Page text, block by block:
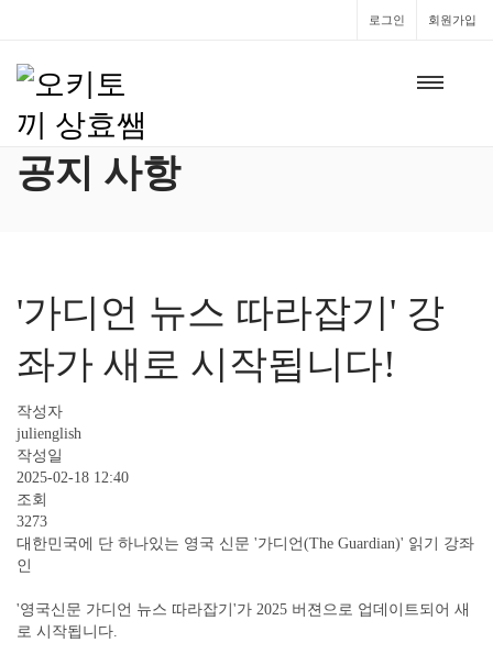
로그인 회원가입
공지 사항
'가디언 뉴스 따라잡기' 강
좌가 새로 시작됩니다!
작성자
julienglish
작성일
2025-02-18 12:40
조회
3273
대한민국에 단 하나있는 영국 신문 '가디언(The Guardian)' 읽기 강좌
인
'영국신문 가디언 뉴스 따라잡기'가 2025 버젼으로 업데이트되어 새
로 시작됩니다.